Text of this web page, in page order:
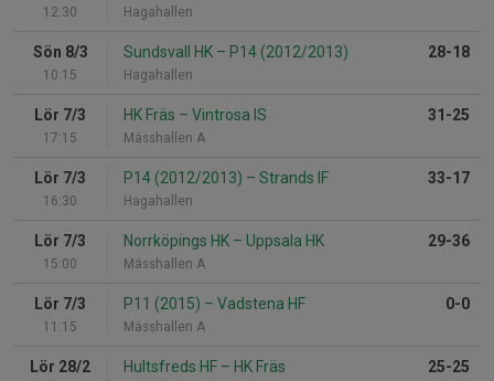
12:30 Hagahallen
Sön 8/3
10:15
Sundsvall HK – P14 (2012/2013)
Hagahallen
28-18
Lör 7/3
17:15
HK Fräs – Vintrosa IS
Mässhallen A
31-25
Lör 7/3
16:30
P14 (2012/2013) – Strands IF
Hagahallen
33-17
Lör 7/3
15:00
Norrköpings HK – Uppsala HK
Mässhallen A
29-36
Lör 7/3
11:15
P11 (2015) – Vadstena HF
Mässhallen A
0-0
Lör 28/2 Hultsfreds HF – HK Fräs 25-25